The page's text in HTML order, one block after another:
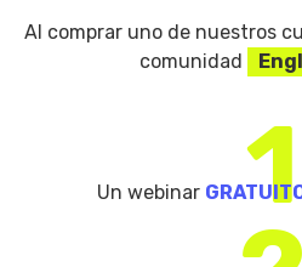
Al comprar uno de nuestros
comunidad
1
Un webinar